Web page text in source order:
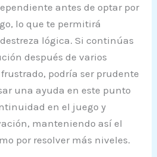
antes de optar por
lo que te permitirá
lógica. Si continúas
después de varios
podría ser prudente
una ayuda en este punto
en el juego y
manteniendo así el
por resolver más niveles.